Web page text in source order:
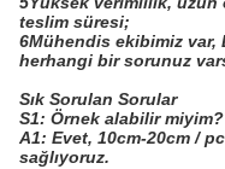
teslim süresi;
6Mühendis ekibimiz var,
herhangi bir sorunuz
Sık Sorulan Sorular
S1: Örnek alabilir miyim?
A1: Evet, 10cm-20cm /
sağlıyoruz.